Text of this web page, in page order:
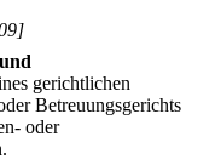
gerichtlichen
Betreuungsgerichts
oder